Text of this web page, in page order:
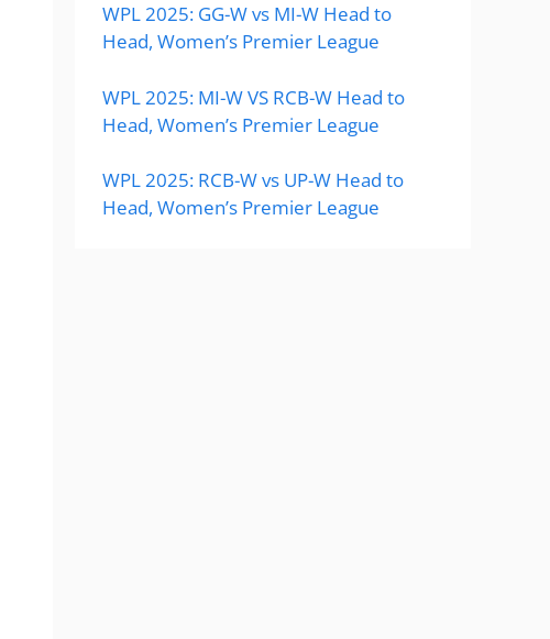
WPL 2025: GG-W vs MI-W Head to
Head, Women’s Premier League
WPL 2025: MI-W VS RCB-W Head to
Head, Women’s Premier League
WPL 2025: RCB-W vs UP-W Head to
Head, Women’s Premier League